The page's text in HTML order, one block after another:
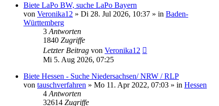
Biete LaPo BW, suche LaPo Bayern
von Veronika12 » Di 28. Jul 2026, 10:37 » in Baden-
Württemberg
3 Antworten
1840 Zugriffe
Letzter Beitrag von Veronika12
Mi 5. Aug 2026, 07:25
Biete Hessen - Suche Niedersachsen/ NRW / RLP
von tauschverfahren » Mo 11. Apr 2022, 07:03 » in Hessen
4 Antworten
32614 Zugriffe